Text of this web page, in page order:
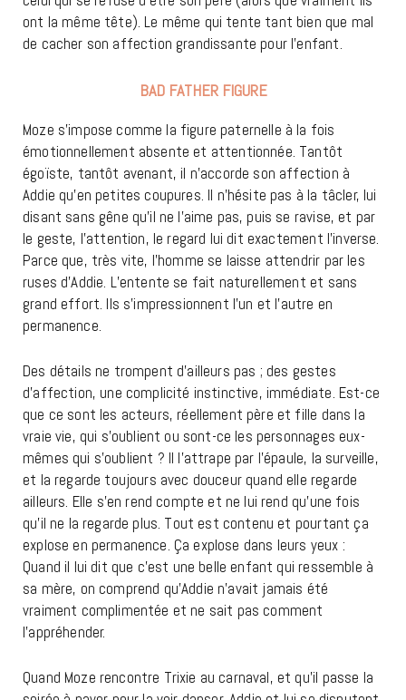
ont la même tête). Le même qui tente tant bien que mal
de cacher son affection grandissante pour l’enfant.
BAD FATHER FIGURE
Moze s’impose comme la figure paternelle à la fois
émotionnellement absente et attentionnée. Tantôt
égoïste, tantôt avenant, il n’accorde son affection à
Addie qu’en petites coupures. Il n’hésite pas à la tâcler, lui
disant sans gêne qu’il ne l’aime pas, puis se ravise, et par
le geste, l’attention, le regard lui dit exactement l’inverse.
Parce que, très vite, l’homme se laisse attendrir par les
ruses d’Addie. L’entente se fait naturellement et sans
grand effort. Ils s’impressionnent l’un et l’autre en
permanence.
Des détails ne trompent d’ailleurs pas ; des gestes
d’affection, une complicité instinctive, immédiate. Est-ce
que ce sont les acteurs, réellement père et fille dans la
vraie vie, qui s’oublient ou sont-ce les personnages eux-
mêmes qui s’oublient ? Il l’attrape par l’épaule, la surveille,
et la regarde toujours avec douceur quand elle regarde
ailleurs. Elle s’en rend compte et ne lui rend qu’une fois
qu’il ne la regarde plus. Tout est contenu et pourtant ça
explose en permanence. Ça explose dans leurs yeux :
Quand il lui dit que c’est une belle enfant qui ressemble à
sa mère, on comprend qu’Addie n’avait jamais été
vraiment complimentée et ne sait pas comment
l’appréhender.
Quand Moze rencontre Trixie au carnaval, et qu’il passe la